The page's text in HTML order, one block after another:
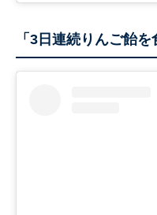
「3日連続りんご飴を